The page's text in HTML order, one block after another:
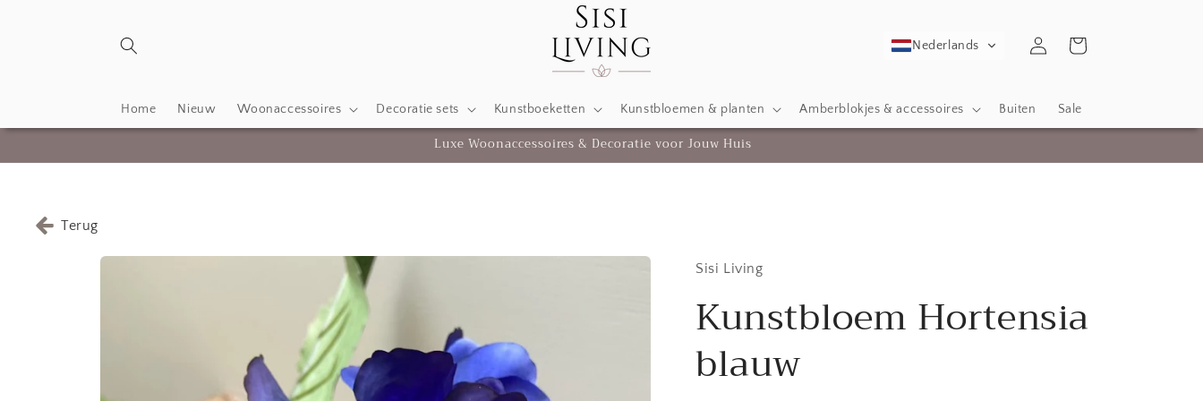
Home Nieuw Woonaccessoires Decoratie sets Kunstboeketten Kunstbloemen & planten Amberblokjes & accessoires Buiten Sale
Nederlands InloggenWinkelwagen
Luxe Woonaccessoires & Decoratie voor Jouw Huis
Terug
Sisi Living
Kunstbloem Hortensia
blauw